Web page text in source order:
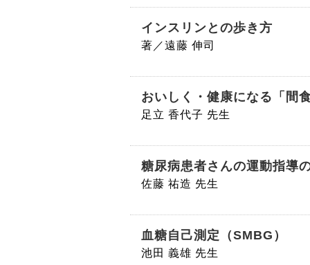
インスリンとの歩き方
著／遠藤 伸司
おいしく・健康になる「間
足立 香代子 先生
糖尿病患者さんの運動指導
佐藤 祐造 先生
血糖自己測定（SMBG）
池田 義雄 先生